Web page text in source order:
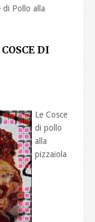
Pollo alla
DI
Le Cosce
di pollo
alla
pizzaiola